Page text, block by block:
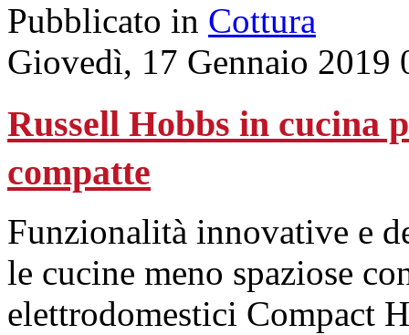
Pubblicato in Cottura
Giovedì, 17 Gennaio 2019
Russell Hobbs in cucina
compatte
Funzionalità innovative e
le cucine meno spaziose
elettrodomestici Compact